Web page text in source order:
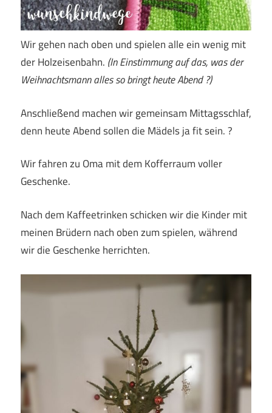
Wir gehen nach oben und spielen alle ein wenig mit
der Holzeisenbahn. (In Einstimmung auf das, was der
Weihnachtsmann alles so bringt heute Abend ?)
Anschließend machen wir gemeinsam Mittagsschlaf,
denn heute Abend sollen die Mädels ja fit sein. ?
Wir fahren zu Oma mit dem Kofferraum voller
Geschenke.
Nach dem Kaffeetrinken schicken wir die Kinder mit
meinen Brüdern nach oben zum spielen, während
wir die Geschenke herrichten.